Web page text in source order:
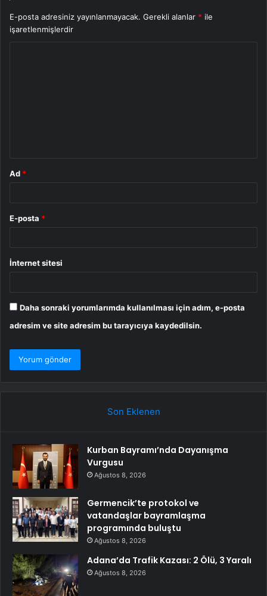
E-posta adresiniz yayınlanmayacak. Gerekli alanlar * ile
işaretlenmişlerdir
Ad *
E-posta *
İnternet sitesi
Daha sonraki yorumlarımda kullanılması için adım, e-posta
adresim ve site adresim bu tarayıcıya kaydedilsin.
Son Eklenen
Kurban Bayramı’nda Dayanışma
Vurgusu
Ağustos 8, 2026
Germencik’te protokol ve
vatandaşlar bayramlaşma
programında buluştu
Ağustos 8, 2026
Adana’da Trafik Kazası: 2 Ölü, 3 Yaralı
Ağustos 8, 2026